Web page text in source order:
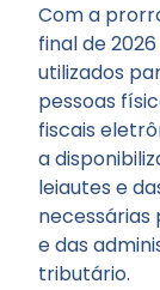
Com a
final de
utilizados
pessoas
fiscais
a
leiautes e
e das
tributário.